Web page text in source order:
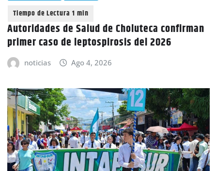
Autoridades de Salud de Choluteca confirman
primer caso de leptospirosis del 2026
noticias Ago 4, 2026